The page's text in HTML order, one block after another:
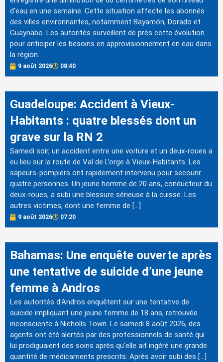
d'eau en une semaine. Cette situation affecte les abonnés
des villes environnantes, notamment Bayamón, Dorado et
Guaynabo. Les autorités surveillent de près cette évolution
pour anticiper les besoins en approvisionnement en eau dans
la région.
9 août 2026 08:40
Guadeloupe: Accident à Vieux-
Habitants : quatre blessés dont un
grave sur la RN 2
Samedi soir, un accident entre une voiture et un deux-roues a
eu lieu sur la route de Val de L’orge à Vieux-Habitants. Les
sapeurs-pompiers ont rapidement intervenu pour secourir
quatre personnes. Un jeune homme de 20 ans, conducteur du
deux-roues, a subi une blessure sérieuse à la cuisse. Les
autres victimes, dont une femme de […]
9 août 2026 07:20
Bahamas: Une enquête ouverte après
une tentative de suicide d’une jeune
femme à Andros
Les autorités d'Andros enquêtent sur une tentative de
suicide impliquant une jeune femme de 18 ans, retrouvée
inconsciente à Nicholls Town. Le samedi 8 août 2026, des
agents ont été alertés par des professionnels de santé qui
lui prodiguaient des soins après qu'elle ait ingéré une grande
quantité de médicaments prescrits. Après avoir subi des […]